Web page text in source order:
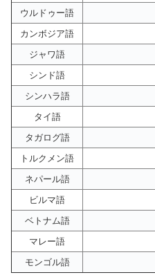
ウルドゥー語
カンボジア語
ジャワ語
シンド語
シンハラ語
タイ語
タガログ語
トルクメン語
ネパール語
ビルマ語
ベトナム語
マレー語
モンゴル語